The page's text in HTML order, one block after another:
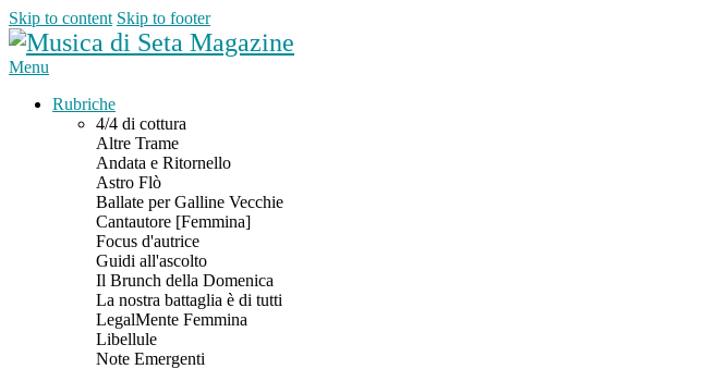
Skip to content Skip to footer
Menu
Rubriche
4/4 di cottura
Altre Trame
Andata e Ritornello
Astro Flò
Ballate per Galline Vecchie
Cantautore [Femmina]
Focus d'autrice
Guidi all'ascolto
Il Brunch della Domenica
La nostra battaglia è di tutti
LegalMente Femmina
Libellule
Note Emergenti